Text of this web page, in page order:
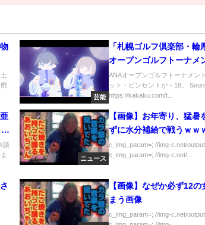
芸能
「札幌ゴルフ倶楽部・
オープンゴルフトーナメ
ビ）
ANAオープンゴルフトーナメン
ット・ビンセントが－18。
https://kakaku.com/t...
談
ニュース
【画像】お年寄り、猛暑
ずに水分補給で戦うｗｗ
c_img_param=; //img-c.net/
c_img_param=; //img-c.net/...
【画像】なぜか必ず12
まう画像
c_img_param=; //img-c.net/